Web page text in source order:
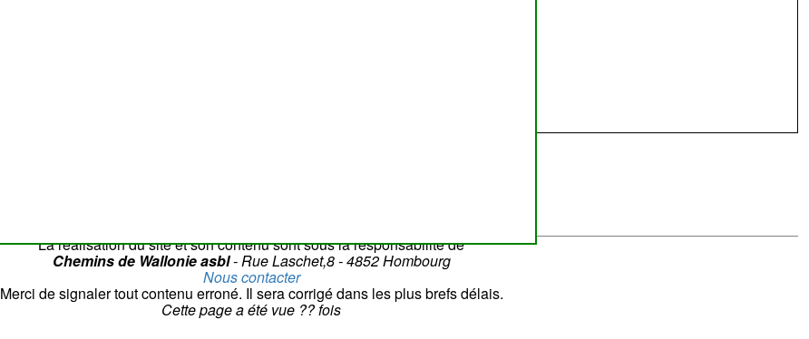
La réalisation du site et son contenu sont sous la responsabilité de
Chemins de Wallonie asbl- Rue Laschet,8 - 4852 Hombourg
Nous contacter
Merci de signaler tout contenu erroné. Il sera corrigé dans les plus brefs délais.
Cette page a été vue ??fois